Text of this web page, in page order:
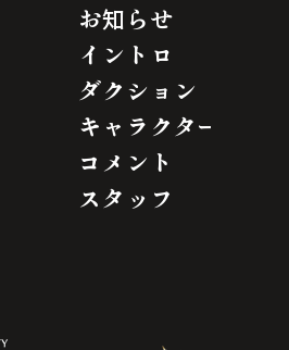
お知らせ
イントロ
ダクション
キャラクター
コメント
スタッフ